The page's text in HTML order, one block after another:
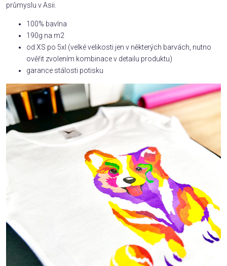
průmyslu v Asii.
100% bavlna
190g na m2
od XS po 5xl (velké velikosti jen v některých barvách, nutno
ověřit zvolením kombinace v detailu produktu)
garance stálosti potisku